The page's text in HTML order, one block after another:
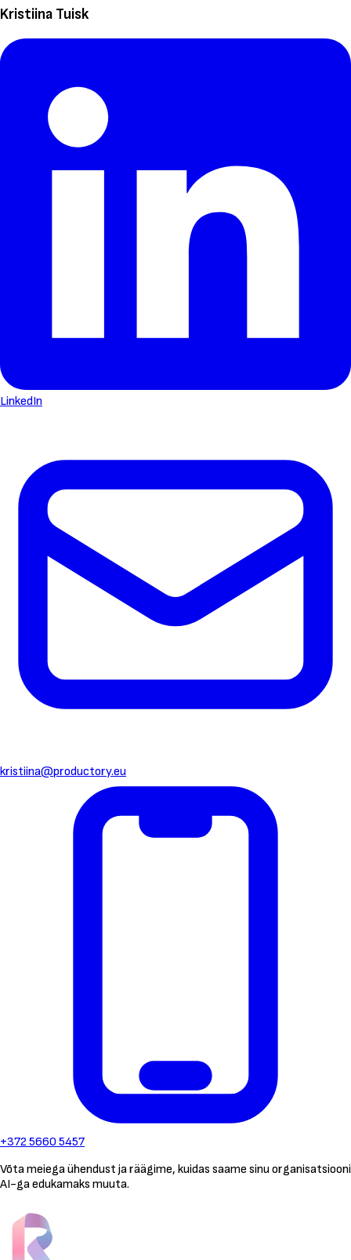
Kristiina Tuisk
LinkedIn
kristiina@productory.eu
+372 5660 5457
Võta meiega ühendust ja räägime, kuidas saame sinu organisatsiooni
AI-ga edukamaks muuta.